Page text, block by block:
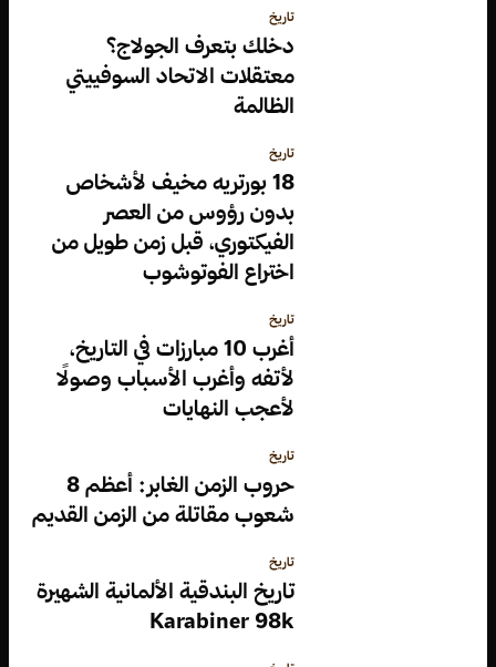
تاريخ
دخلك بتعرف الجولاج؟
معتقلات الاتحاد السوفييتي
الظالمة
تاريخ
18 بورتريه مخيف لأشخاص
بدون رؤوس من العصر
الفيكتوري، قبل زمن طويل من
اختراع الفوتوشوب
تاريخ
أغرب 10 مبارزات في التاريخ،
لأتفه وأغرب الأسباب وصولًا
لأعجب النهايات
تاريخ
حروب الزمن الغابر: أعظم 8
شعوب مقاتلة من الزمن القديم
تاريخ
تاريخ البندقية الألمانية الشهيرة
Karabiner 98k